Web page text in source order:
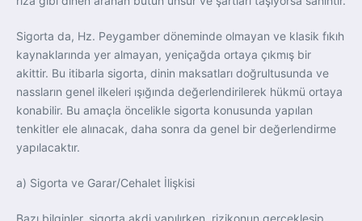
Sigorta da, Hz. Peygamber döneminde olmayan ve klasik fıkıh
kaynaklarında yer almayan, yeniçağda ortaya çıkmış bir
akittir. Bu itibarla sigorta, dinin maksatları doğrultusunda ve
nassların genel ilkeleri ışığında değerlendirilerek hükmü ortaya
konabilir. Bu amaçla öncelikle sigorta konusunda yapılan
tenkitler ele alınacak, daha sonra da genel bir değerlendirme
yapılacaktır.
a) Sigorta ve Garar/Cehalet İlişkisi
Bazı bilginler, sigorta akdi yapılırken, rizikonun gerçekleşip